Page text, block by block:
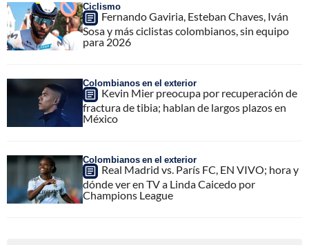
Ciclismo
Fernando Gaviria, Esteban Chaves, Iván
Sosa y más ciclistas colombianos, sin equipo
para 2026
Colombianos en el exterior
Kevin Mier preocupa por recuperación de
fractura de tibia; hablan de largos plazos en
México
Colombianos en el exterior
Real Madrid vs. París FC, EN VIVO; hora y
dónde ver en TV a Linda Caicedo por
Champions League